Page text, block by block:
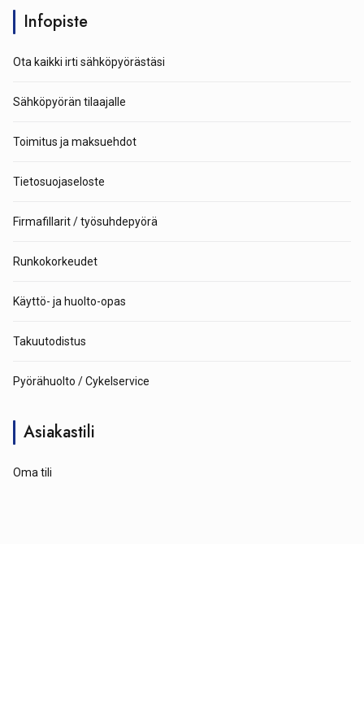
Infopiste
Ota kaikki irti sähköpyörästäsi
Sähköpyörän tilaajalle
Toimitus ja maksuehdot
Tietosuojaseloste
Firmafillarit / työsuhdepyörä
Runkokorkeudet
Käyttö- ja huolto-opas
Takuutodistus
Pyörähuolto / Cykelservice
Asiakastili
Oma tili